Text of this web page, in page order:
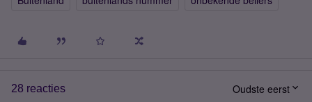
28 reacties Oudste eerst